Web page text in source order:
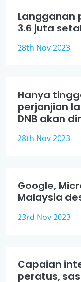
Langganan
3.6 juta
28th Nov 2023
Hanya
perjanjian
DNB akan
28th Nov 2023
Google,
Malaysia
23rd Nov 2023
Capaian
peratus,